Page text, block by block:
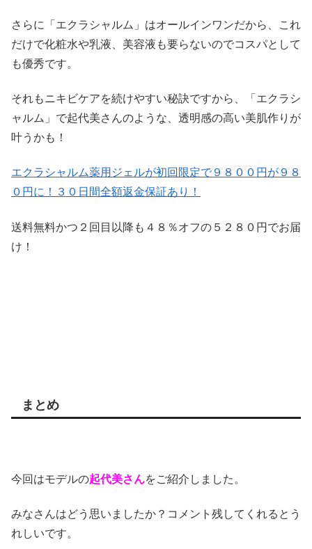
さらに「エクラシャルム」はオールインワンだから、これ
だけで化粧水や乳液、美容液も要らないのでコスパとして
も優秀です。
それもニキビケアを続けやすい秘訣ですから、「エクラシ
ャルム」で起代美さんのような、透明感の高い美肌作りが
叶うかも！
エクラシャルム薬用ジェルが初回限定で９８００円が９８
０円に！３０日間全額返金保証あり！
送料無料かつ２回目以降も４８％オフの５２８０円でお届
け！
まとめ
今回はモデルの起代美さんをご紹介しました。
みなさんはどう思いましたか？コメント残してくれるとう
れしいです。